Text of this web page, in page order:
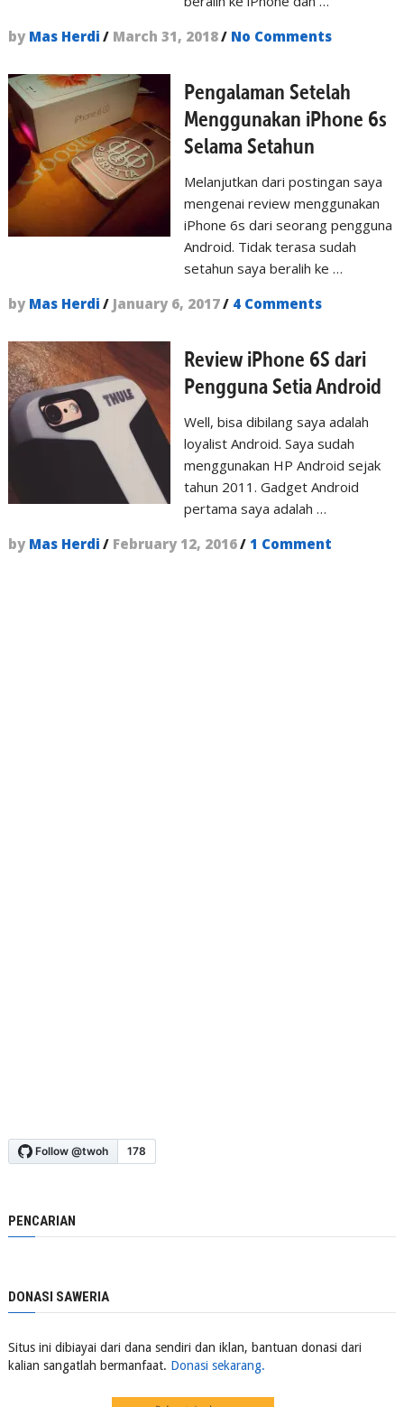
by Mas Herdi / March 31, 2018/ No Comments
Pengalaman Setelah
Menggunakan iPhone 6s
Selama Setahun
Melanjutkan dari postingan saya
mengenai review menggunakan
iPhone 6s dari seorang pengguna
Android. Tidak terasa sudah
setahun saya beralih ke …
by Mas Herdi / January 6, 2017/ 4 Comments
Review iPhone 6S dari
Pengguna Setia Android
Well, bisa dibilang saya adalah
loyalist Android. Saya sudah
menggunakan HP Android sejak
tahun 2011. Gadget Android
pertama saya adalah …
by Mas Herdi / February 12, 2016/ 1 Comment
PENCARIAN
DONASI SAWERIA
Situs ini dibiayai dari dana sendiri dan iklan, bantuan donasi dari
kalian sangatlah bermanfaat. Donasi sekarang.